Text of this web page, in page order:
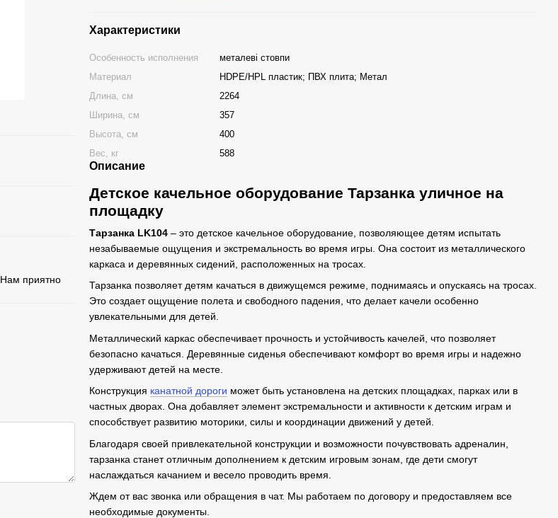
Нам приятно
Характеристики
Особенность исполнения
металеві стовпи
Материал
HDPE/HPL пластик; ПВХ плита; Метал
Длина, см
2264
Ширина, см
357
Высота, см
400
Вес, кг
588
Описание
Детское качельное оборудование Тарзанка уличное на
площадку
Тарзанка LK104 – это детское качельное оборудование, позволяющее детям испытать
незабываемые ощущения и экстремальность во время игры. Она состоит из металлического
каркаса и деревянных сидений, расположенных на тросах.
Тарзанка позволяет детям качаться в движущемся режиме, поднимаясь и опускаясь на тросах.
Это создает ощущение полета и свободного падения, что делает качели особенно
увлекательными для детей.
Металлический каркас обеспечивает прочность и устойчивость качелей, что позволяет
безопасно качаться. Деревянные сиденья обеспечивают комфорт во время игры и надежно
удерживают детей на месте.
Конструкция канатной дороги может быть установлена на детских площадках, парках или в
частных дворах. Она добавляет элемент экстремальности и активности к детским играм и
способствует развитию моторики, силы и координации движений у детей.
Благодаря своей привлекательной конструкции и возможности почувствовать адреналин,
тарзанка станет отличным дополнением к детским игровым зонам, где дети смогут
наслаждаться качанием и весело проводить время.
Ждем от вас звонка или обращения в чат. Мы работаем по договору и предоставляем все
необходимые документы.